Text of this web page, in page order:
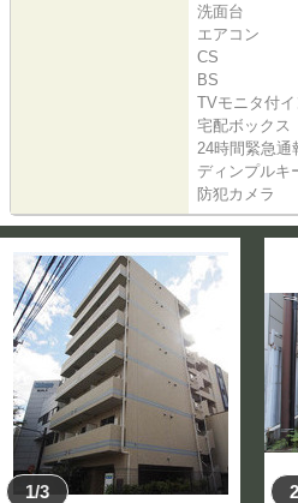
洗面台
エアコン
CS
BS
TVモニタ付
宅配ボックス
24時間緊急通
ディンプルキ
防犯カメラ
1/3